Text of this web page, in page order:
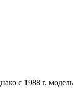
с 1988 г. модель